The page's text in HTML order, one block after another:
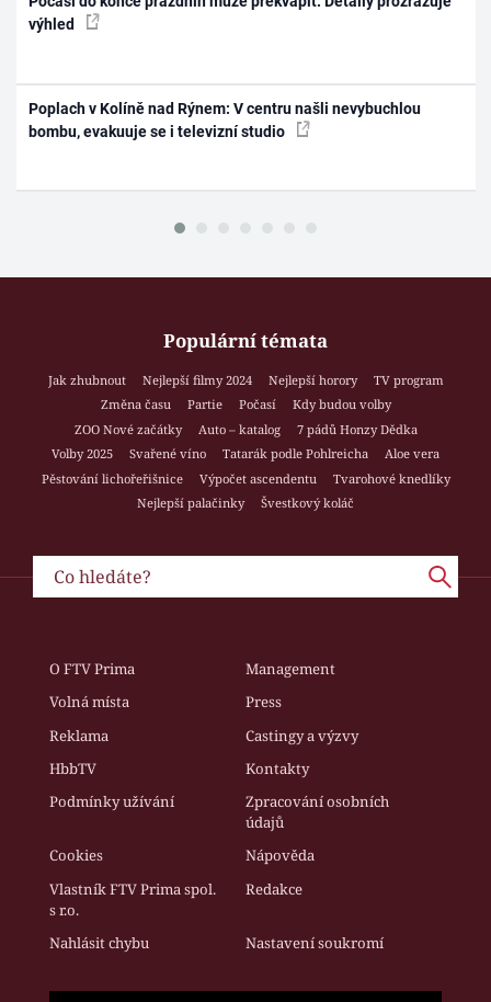
výhled
Poplach v Kolíně nad Rýnem: V centru našli nevybuchlou
bombu, evakuuje se i televizní studio
Populární témata
Jak zhubnout Nejlepší filmy 2024 Nejlepší horory
TV program
Změna času
Partie Počasí
Kdy budou volby
ZOO Nové začátky
Auto – katalog
7 pádů Honzy Dědka
Volby 2025
Svařené víno Tatarák podle Pohlreicha
Aloe vera
Pěstování lichořeřišnice
Výpočet ascendentu
Tvarohové knedlíky
Nejlepší palačinky
Švestkový koláč
O FTV Prima
Management
Volná místa
Press
Reklama
Castingy a výzvy
HbbTV
Kontakty
Podmínky užívání
Zpracování osobních
údajů
Cookies
Nápověda
Vlastník FTV Prima spol.
s r.o.
Redakce
Nahlásit chybu Nastavení soukromí